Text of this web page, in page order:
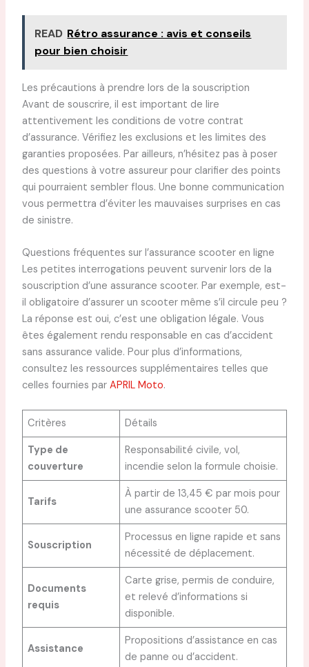
READ Rétro assurance : avis et conseils
pour bien choisir
Les précautions à prendre lors de la souscription
Avant de souscrire, il est important de lire
attentivement les conditions de votre contrat
d’assurance. Vérifiez les exclusions et les limites des
garanties proposées. Par ailleurs, n’hésitez pas à poser
des questions à votre assureur pour clarifier des points
qui pourraient sembler flous. Une bonne communication
vous permettra d’éviter les mauvaises surprises en cas
de sinistre.
Questions fréquentes sur l’assurance scooter en ligne
Les petites interrogations peuvent survenir lors de la
souscription d’une assurance scooter. Par exemple, est-
il obligatoire d’assurer un scooter même s’il circule peu ?
La réponse est oui, c’est une obligation légale. Vous
êtes également rendu responsable en cas d’accident
sans assurance valide. Pour plus d’informations,
consultez les ressources supplémentaires telles que
celles fournies par APRIL Moto.
Critères Détails
Type de
couverture
Responsabilité civile, vol,
incendie selon la formule choisie.
Tarifs
À partir de 13,45 € par mois pour
une assurance scooter 50.
Souscription
Processus en ligne rapide et sans
nécessité de déplacement.
Documents
requis
Carte grise, permis de conduire,
et relevé d’informations si
disponible.
Assistance
Propositions d’assistance en cas
de panne ou d’accident.